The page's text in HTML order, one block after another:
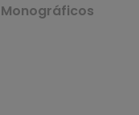
Monográficos